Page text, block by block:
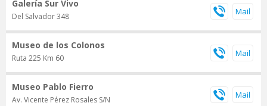
Galería Sur Vivo
Del Salvador 348
Museo de los Colonos
Ruta 225 Km 60
Museo Pablo Fierro
Av. Vicente Pérez Rosales S/N